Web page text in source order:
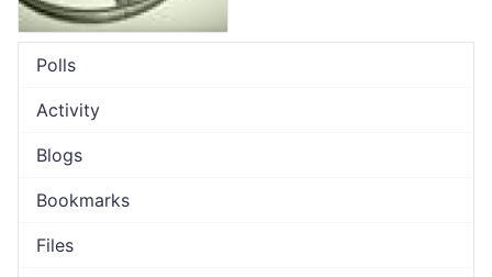
Polls
Activity
Blogs
Bookmarks
Files